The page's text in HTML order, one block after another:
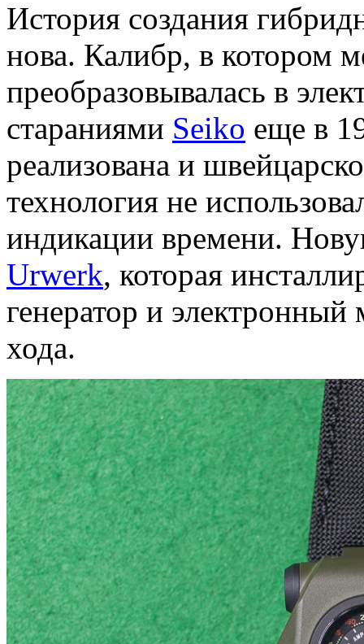
История создания
нова. Калибр, в котором
преобразовывалась в
стараниями Seiko еще в
реализована и
технология не
индикации времени.
Urwerk, которая
генератор и
хода.